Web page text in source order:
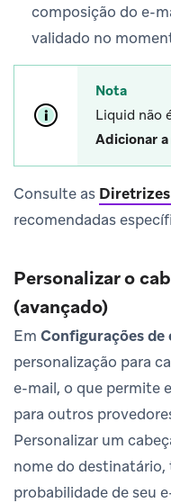
composição do e-
validado no
Nota
Liquid não
Adicionar
Consulte as
recomendadas
Personalizar o
(avançado)
Em Configurações de
personalização para
e-mail, o que permite
para outros
Personalizar um
nome do
probabilidade de seu